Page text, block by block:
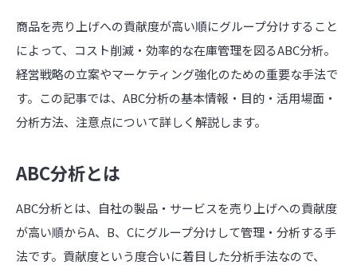
商品を売り上げへの貢献度が高い順にグループ分けすること
によって、コスト削減・効率的な在庫管理を図るABC分析。
経営戦略の立案やマーケティング強化のための重要な手法で
す。この記事では、ABC分析の基本情報・目的・活用場面・
分析方法、注意点について詳しく解説します。
ABC分析とは
ABC分析とは、自社の製品・サービスを売り上げへの貢献度
が高い順からA、B、Cにグループ分けして管理・分析する手
法です。貢献度という度合いに着目した分析手法なので、